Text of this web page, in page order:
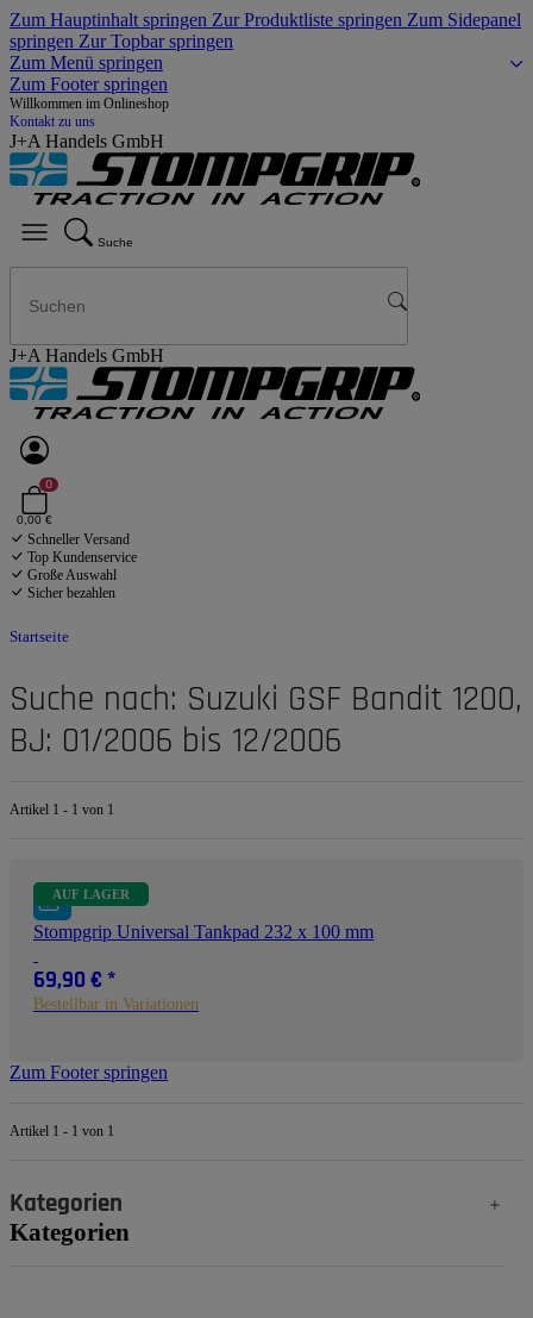
Zum Hauptinhalt springen Zur Produktliste springen Zum Sidepanel
springen Zur Topbar springen
Zum Menü springen
Zum Footer springen
Willkommen im Onlineshop
Kontakt zu uns
J+A Handels GmbH
Suche
J+A Handels GmbH
0
0,00 €
Schneller Versand
Top Kundenservice
Große Auswahl
Sicher bezahlen
Startseite
Suche nach: Suzuki GSF Bandit 1200,
BJ: 01/2006 bis 12/2006
Artikel 1 - 1 von 1
AUF LAGER
Stompgrip Universal Tankpad 232 x 100 mm
69,90 € *
Bestellbar in Variationen
Zum Footer springen
Artikel 1 - 1 von 1
Kategorien
Kategorien